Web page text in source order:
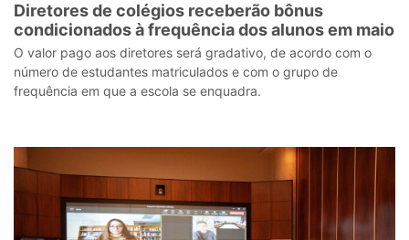
Diretores de colégios receberão bônus
condicionados à frequência dos alunos em maio
O valor pago aos diretores será gradativo, de acordo com o
número de estudantes matriculados e com o grupo de
frequência em que a escola se enquadra.